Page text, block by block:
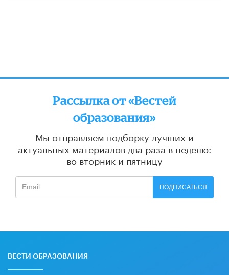
Рассылка от «Вестей
образования»
Мы отправляем подборку лучших и
актуальных материалов два раза в неделю:
во вторник и пятницу
ПОДПИСАТЬСЯ
ВЕСТИ ОБРАЗОВАНИЯ